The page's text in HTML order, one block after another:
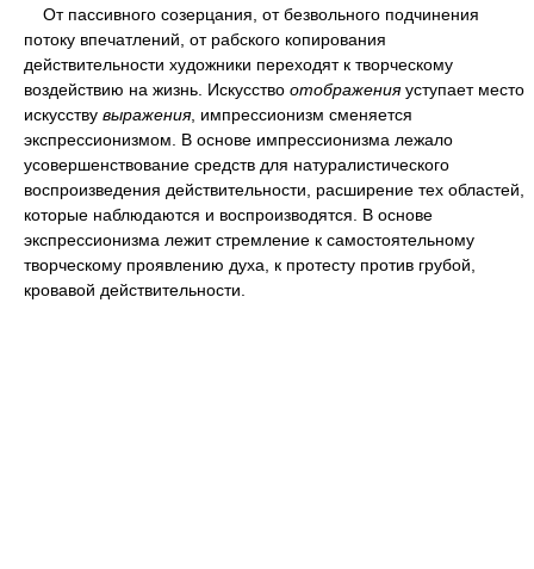
От пассивного созерцания, от безвольного подчинения
потоку впечатлений, от рабского копирования
действительности художники переходят к творческому
воздействию на жизнь. Искусство отображенияуступает место
искусству выражения, импрессионизм сменяется
экспрессионизмом. В основе импрессионизма лежало
усовершенствование средств для натуралистического
воспроизведения действительности, расширение тех областей,
которые наблюдаются и воспроизводятся. В основе
экспрессионизма лежит стремление к самостоятельному
творческому проявлению духа, к протесту против грубой,
кровавой действительности.